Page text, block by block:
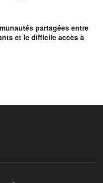
partagées entre
et le difficile accès à